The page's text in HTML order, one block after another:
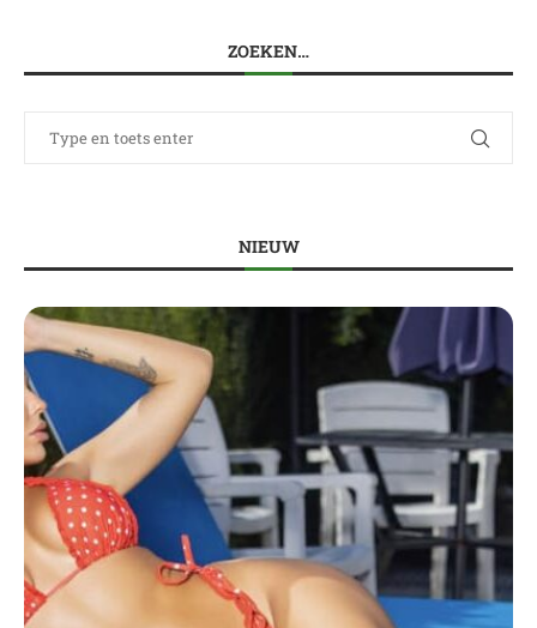
ZOEKEN…
NIEUW